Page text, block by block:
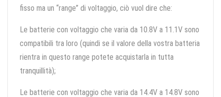
fisso ma un “range” di voltaggio, ciò vuol dire che:
Le batterie con voltaggio che varia da 10.8V a 11.1V sono
compatibili tra loro (quindi se il valore della vostra batteria
rientra in questo range potete acquistarla in tutta
tranquillità);
Le batterie con voltaggio che varia da 14.4V a 14.8V sono